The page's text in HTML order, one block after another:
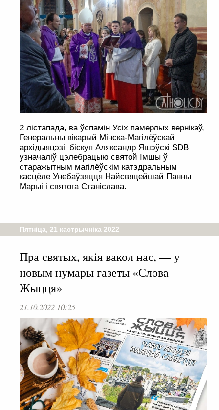
2 лістапада, ва ўспамін Усіх памерлых вернікаў,
Генеральны вікарый Мінска-Магілёўскай
архідыяцэзіі біскуп Аляксандр Яшэўскі SDB
узначаліў цэлебрацыю святой Імшы ў
старажытным магілёўскім катэдральным
касцёле Унебаўзяцця Найсвяцейшай Панны
Марыі і святога Станіслава.
Пятніца, 21 кастрычніка 2022
Пра святых, якія вакол нас, — у
новым нумары газеты «Слова
Жыцця»
21.10.2022 10:25